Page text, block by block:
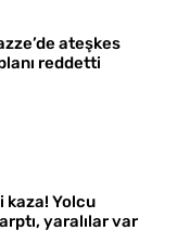
ateşkes
reddetti
kaza! Yolcu
yaralılar var